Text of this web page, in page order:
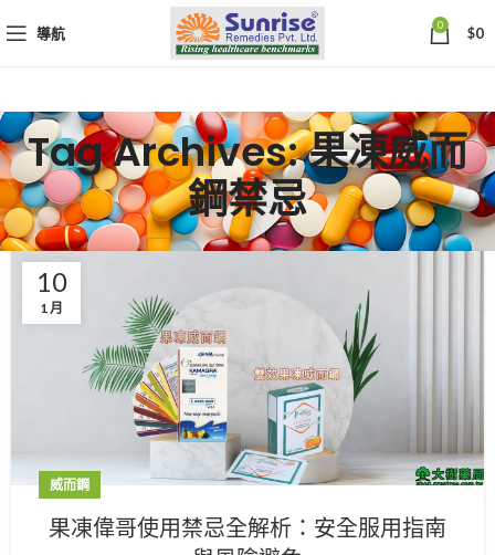
導航 0 $0
Tag Archives: 果凍威而
鋼禁忌
10
1 月
威而鋼
果凍偉哥使用禁忌全解析：安全服用指南